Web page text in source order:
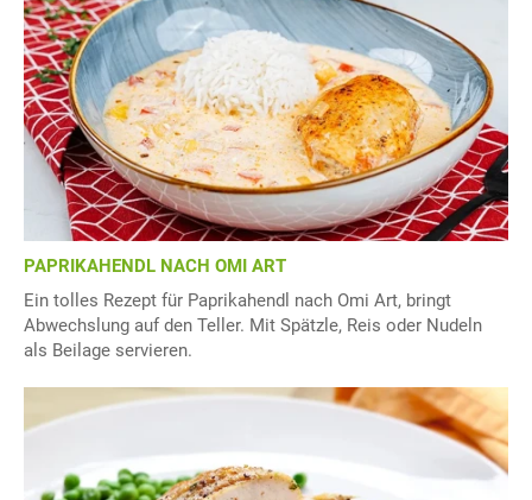
PAPRIKAHENDL NACH OMI ART
Ein tolles Rezept für Paprikahendl nach Omi Art, bringt
Abwechslung auf den Teller. Mit Spätzle, Reis oder Nudeln
als Beilage servieren.